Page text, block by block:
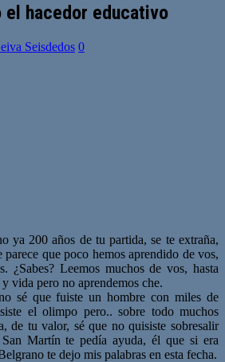
el hacedor educativo
Seisdedos 0
ya 200 años de tu partida, se te extraña,
que poco hemos aprendido de vos,
¿Sabes? Leemos muchos de vos, hasta
vida pero no aprendemos che.
sé que fuiste un hombre con miles de
el olimpo pero.. sobre todo muchos
de tu valor, sé que no quisiste sobresalir
Martín te pedía ayuda, él que si era
te dejo mis palabras en esta fecha.